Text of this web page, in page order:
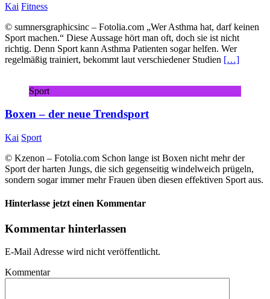
Kai Fitness
© sumnersgraphicsinc – Fotolia.com „Wer Asthma hat, darf keinen
Sport machen.“ Diese Aussage hört man oft, doch sie ist nicht
richtig. Denn Sport kann Asthma Patienten sogar helfen. Wer
regelmäßig trainiert, bekommt laut verschiedener Studien […]
Sport
Boxen – der neue Trendsport
Kai Sport
© Kzenon – Fotolia.com Schon lange ist Boxen nicht mehr der
Sport der harten Jungs, die sich gegenseitig windelweich prügeln,
sondern sogar immer mehr Frauen üben diesen effektiven Sport aus.
Hinterlasse jetzt einen Kommentar
Kommentar hinterlassen
E-Mail Adresse wird nicht veröffentlicht.
Kommentar